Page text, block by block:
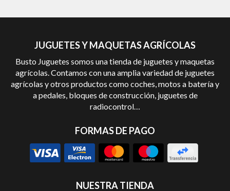
JUGUETES Y MAQUETAS AGRÍCOLAS
Busto Juguetes somos una tienda de juguetes y maquetas
agrícolas. Contamos con una amplia variedad de juguetes
agrícolas y otros productos como coches, motos a batería y
a pedales, bloques de construcción, juguetes de
radiocontrol…
FORMAS DE PAGO
NUESTRA TIENDA